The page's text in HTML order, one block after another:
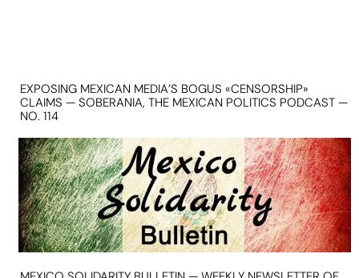
EXPOSING MEXICAN MEDIA’S BOGUS «CENSORSHIP»
CLAIMS — SOBERANIA, THE MEXICAN POLITICS PODCAST —
NO. 114